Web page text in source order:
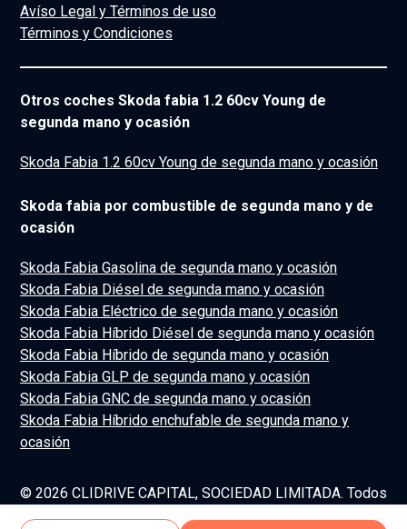
Avíso Legal y Términos de uso
Términos y Condiciones
Otros coches Skoda fabia 1.2 60cv Young de
segunda mano y ocasión
Skoda Fabia 1.2 60cv Young de segunda mano y ocasión
Skoda fabia por combustible de segunda mano y de
ocasión
Skoda Fabia Gasolina de segunda mano y ocasión
Skoda Fabia Diésel de segunda mano y ocasión
Skoda Fabia Eléctrico de segunda mano y ocasión
Skoda Fabia Híbrido Diésel de segunda mano y ocasión
Skoda Fabia Híbrido de segunda mano y ocasión
Skoda Fabia GLP de segunda mano y ocasión
Skoda Fabia GNC de segunda mano y ocasión
Skoda Fabia Híbrido enchufable de segunda mano y
ocasión
© 2026 CLIDRIVE CAPITAL, SOCIEDAD LIMITADA. Todos
los derechos reservados.